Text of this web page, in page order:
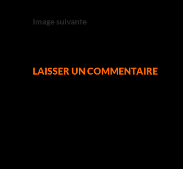
Image suivante
LAISSER UN COMMENTAIRE